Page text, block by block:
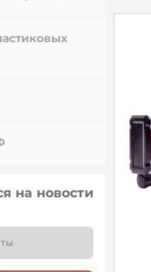
на новости